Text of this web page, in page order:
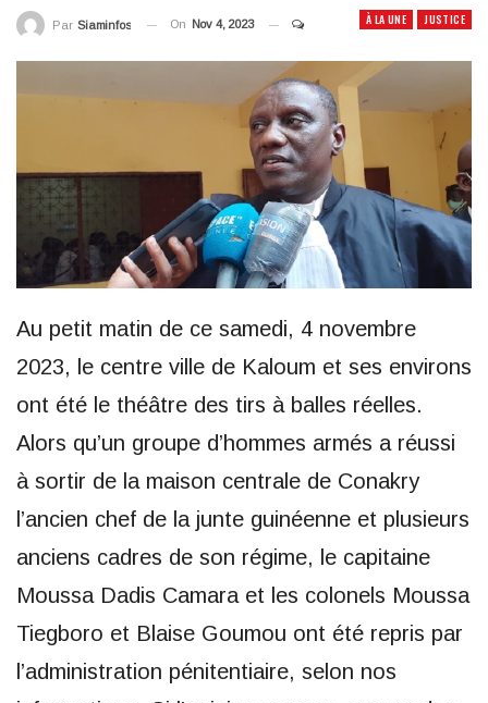
À LA UNE JUSTICE
Par Siaminfos On Nov 4, 2023
Au petit matin de ce samedi, 4 novembre
2023, le centre ville de Kaloum et ses environs
ont été le théâtre des tirs à balles réelles.
Alors qu’un groupe d’hommes armés a réussi
à sortir de la maison centrale de Conakry
l’ancien chef de la junte guinéenne et plusieurs
anciens cadres de son régime, le capitaine
Moussa Dadis Camara et les colonels Moussa
Tiegboro et Blaise Goumou ont été repris par
l’administration pénitentiaire, selon nos